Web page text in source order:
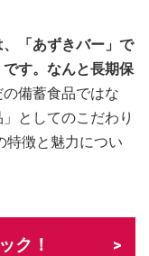
「あずきバー」で
す。なんと長期保
の備蓄食品ではな
としてのこだわり
特徴と魅力につい
ク！